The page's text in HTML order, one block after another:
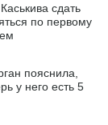
сдать
по первому
пояснила,
у него есть 5